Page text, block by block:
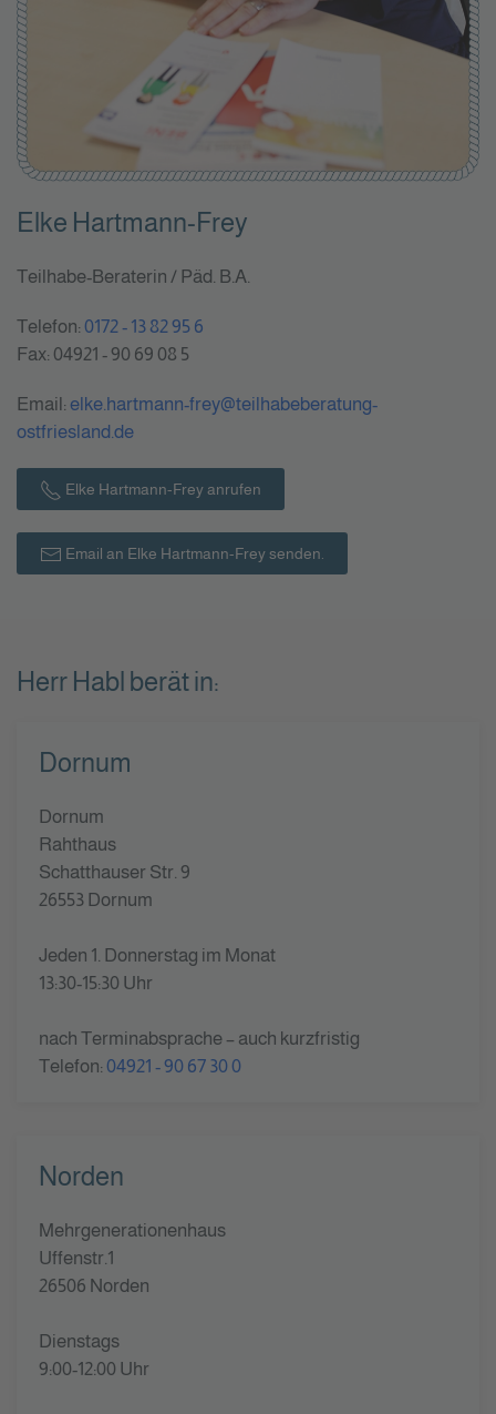
Elke Hartmann-Frey
Teilhabe-Beraterin / Päd. B.A.
Telefon: 0172 - 13 82 95 6
Fax: 04921 - 90 69 08 5
Email: elke.hartmann-frey@teilhabeberatung-
ostfriesland.de
Elke Hartmann-Frey anrufen
Email an Elke Hartmann-Frey senden.
Herr Habl berät in:
Dornum
Dornum
Rahthaus
Schatthauser Str. 9
26553 Dornum
Jeden 1. Donnerstag im Monat
13:30-15:30 Uhr
nach Terminabsprache – auch kurzfristig
Telefon: 04921 - 90 67 30 0
Norden
Mehrgenerationenhaus
Uffenstr.1
26506 Norden
Dienstags
9:00-12:00 Uhr